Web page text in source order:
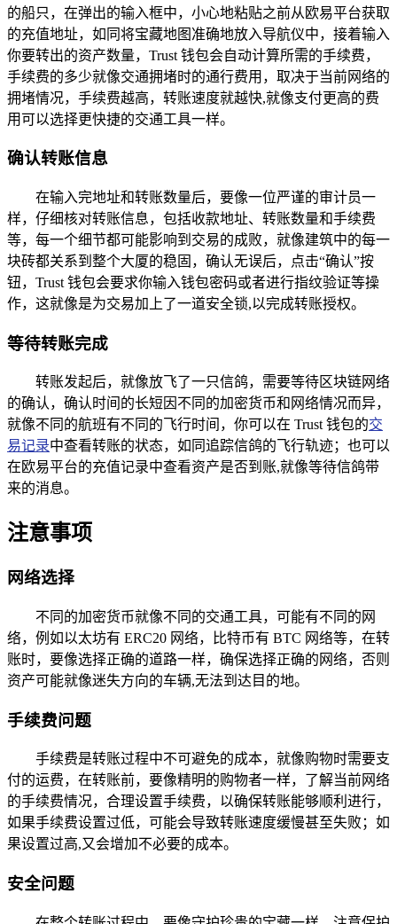
的船只，在弹出的输入框中，小心地粘贴之前从欧易平台获取
的充值地址，如同将宝藏地图准确地放入导航仪中，接着输入
你要转出的资产数量，Trust 钱包会自动计算所需的手续费，
手续费的多少就像交通拥堵时的通行费用，取决于当前网络的
拥堵情况，手续费越高，转账速度就越快,就像支付更高的费
用可以选择更快捷的交通工具一样。
确认转账信息
在输入完地址和转账数量后，要像一位严谨的审计员一
样，仔细核对转账信息，包括收款地址、转账数量和手续费
等，每一个细节都可能影响到交易的成败，就像建筑中的每一
块砖都关系到整个大厦的稳固，确认无误后，点击“确认”按
钮，Trust 钱包会要求你输入钱包密码或者进行指纹验证等操
作，这就像是为交易加上了一道安全锁,以完成转账授权。
等待转账完成
转账发起后，就像放飞了一只信鸽，需要等待区块链网络
的确认，确认时间的长短因不同的加密货币和网络情况而异，
就像不同的航班有不同的飞行时间，你可以在 Trust 钱包的交
易记录中查看转账的状态，如同追踪信鸽的飞行轨迹；也可以
在欧易平台的充值记录中查看资产是否到账,就像等待信鸽带
来的消息。
注意事项
网络选择
不同的加密货币就像不同的交通工具，可能有不同的网
络，例如以太坊有 ERC20 网络，比特币有 BTC 网络等，在转
账时，要像选择正确的道路一样，确保选择正确的网络，否则
资产可能就像迷失方向的车辆,无法到达目的地。
手续费问题
手续费是转账过程中不可避免的成本，就像购物时需要支
付的运费，在转账前，要像精明的购物者一样，了解当前网络
的手续费情况，合理设置手续费，以确保转账能够顺利进行，
如果手续费设置过低，可能会导致转账速度缓慢甚至失败；如
果设置过高,又会增加不必要的成本。
安全问题